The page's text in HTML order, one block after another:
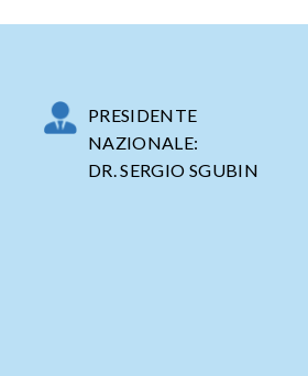
PRESIDENTE
NAZIONALE:
DR. SERGIO SGUBIN